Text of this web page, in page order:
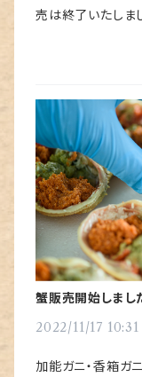
売は終了いたしま
ざいます。1月か
蟹販売開始しまし
2022/11/17 10:31
加能ガニ・香箱ガ